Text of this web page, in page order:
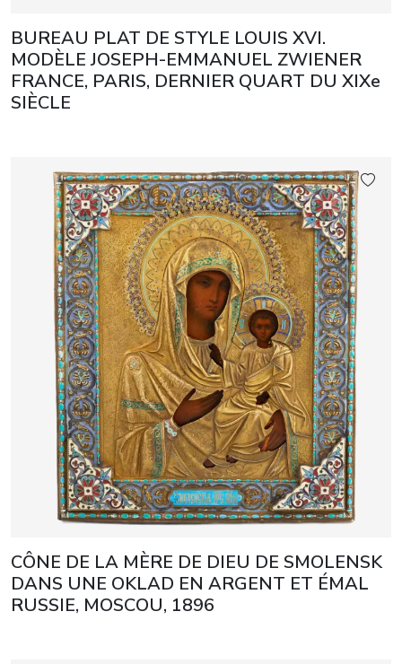
BUREAU PLAT DE STYLE LOUIS XVI.
MODÈLE JOSEPH-EMMANUEL ZWIENER
FRANCE, PARIS, DERNIER QUART DU XIXe
SIÈCLE
CÔNE DE LA MÈRE DE DIEU DE SMOLENSK
DANS UNE OKLAD EN ARGENT ET ÉMAL
RUSSIE, MOSCOU, 1896